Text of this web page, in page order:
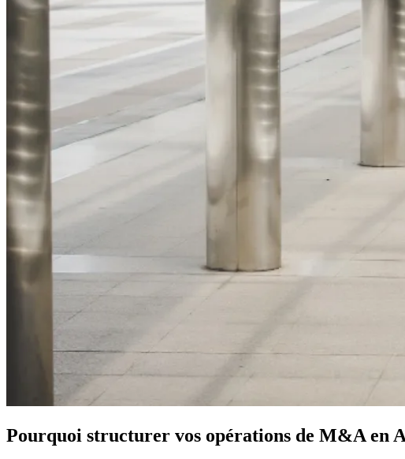
Pourquoi structurer vos opérations de M&A en